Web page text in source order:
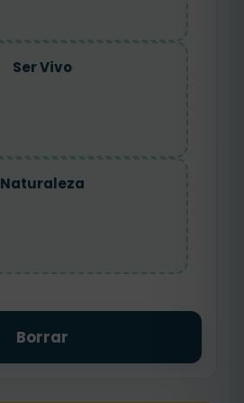
Ser Vivo
Naturaleza
Borrar